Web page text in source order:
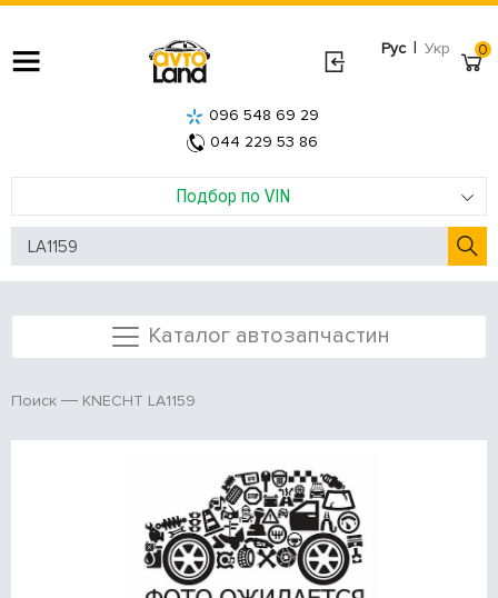
Рус | Укр
Подбор по VIN
096 548 69 29
044 229 53 86
0
Каталог автозапчастин
Поиск KNECHT LA1159